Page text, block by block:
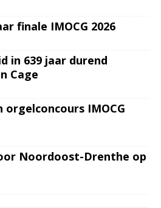
finale IMOCG 2026
in 639 jaar durend
Cage
IMOCG
Noordoost-Drenthe op